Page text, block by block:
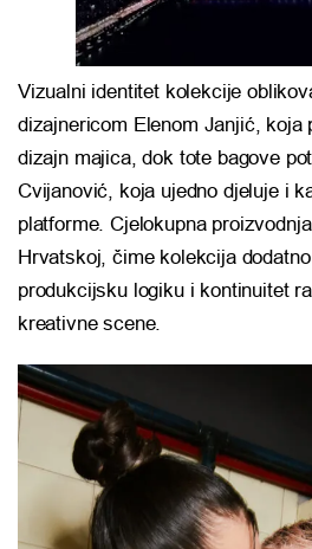
Vizualni identitet kolekcije
dizajnericom Elenom Janjić, koja
dizajn majica, dok tote bagove
Cvijanović, koja ujedno djeluje i
platforme. Cjelokupna
Hrvatskoj, čime kolekcija
produkcijsku logiku i kontinuitet
kreativne scene.